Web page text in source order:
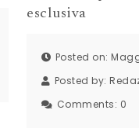
esclusiva
Posted on:
Posted by:
Comments: 0